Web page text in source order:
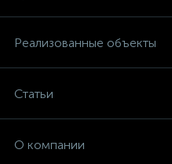
Реализованные объекты
Статьи
О компании